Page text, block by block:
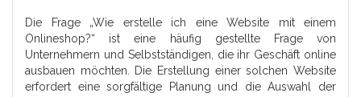
Die Frage „Wie erstelle ich eine Website mit einem
Onlineshop?“ ist eine häufig gestellte Frage von
Unternehmern und Selbstständigen, die ihr Geschäft online
ausbauen möchten. Die Erstellung einer solchen Website
erfordert eine sorgfältige Planung und die Auswahl der